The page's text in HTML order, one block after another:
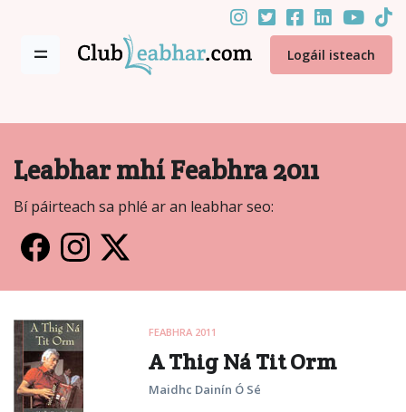
Logáil isteach
Leabhar mhí Feabhra 2011
Bí páirteach sa phlé ar an leabhar seo:
FEABHRA 2011
A Thig Ná Tit Orm
Maidhc Dainín Ó Sé